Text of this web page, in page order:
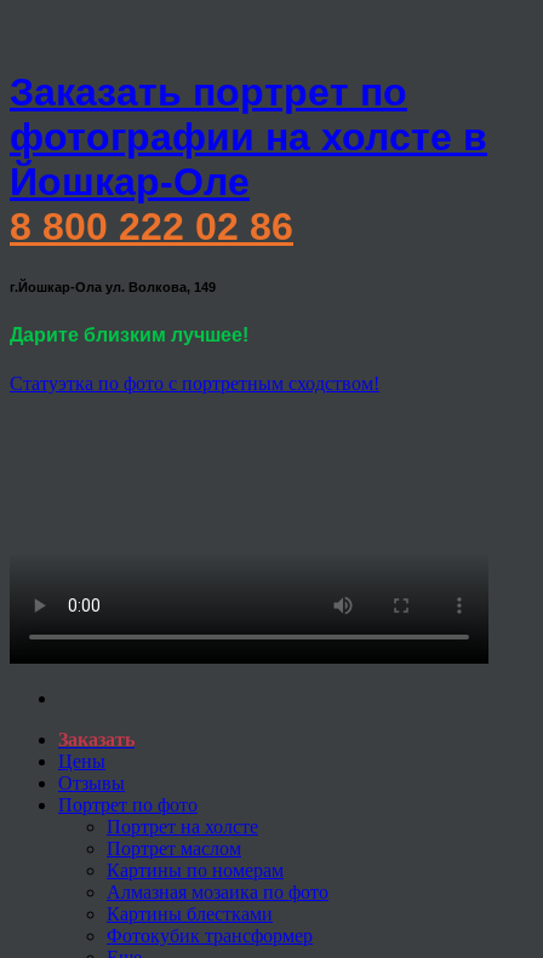
Заказать портрет по
фотографии на холсте в
Йошкар-Оле
8 800 222 02 86
г.Йошкар-Ола ул. Волкова, 149
Дарите близким лучшее!
Статуэтка по фото с портретным сходством!
Заказать
Цены
Отзывы
Портрет по фото
Портрет на холсте
Портрет маслом
Картины по номерам
Алмазная мозаика по фото
Картины блестками
Фотокубик трансформер